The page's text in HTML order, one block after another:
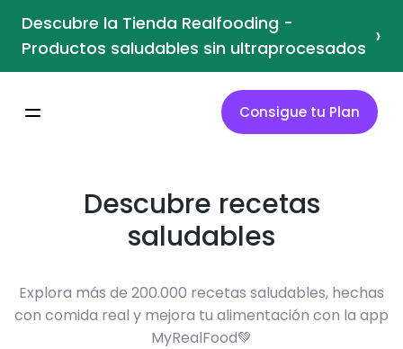
Descubre la Tienda Realfooding -
Productos saludables sin ultraprocesados ›
Consigue tu Plan
Descubre recetas
saludables
Explora más de 200.000 recetas saludables, hechas
con comida real y mejora tu alimentación con la app
MyRealFood💚